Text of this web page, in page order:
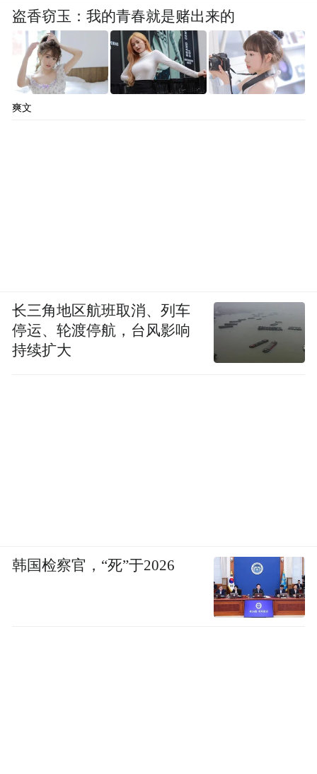
盗香窃玉：我的青春就是赌出来的
爽文
长三角地区航班取消、列车
停运、轮渡停航，台风影响
持续扩大
韩国检察官，“死”于2026